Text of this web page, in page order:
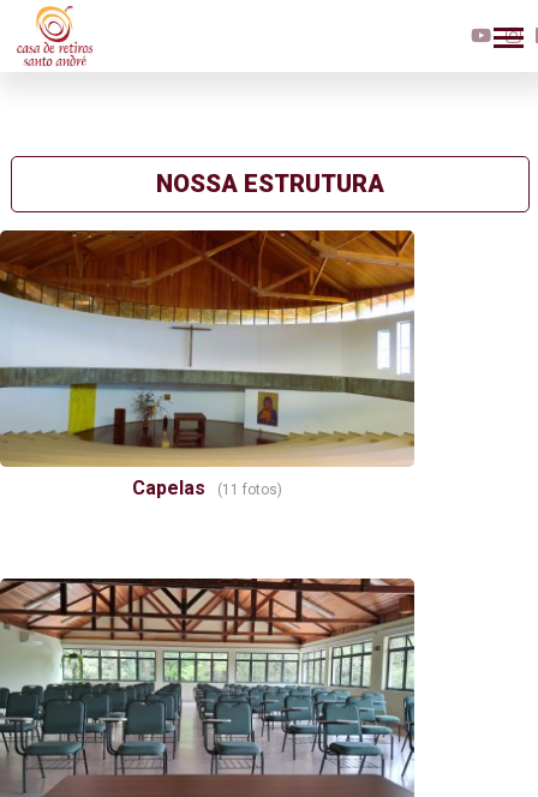
NOSSA ESTRUTURA
Capelas (11 fotos)